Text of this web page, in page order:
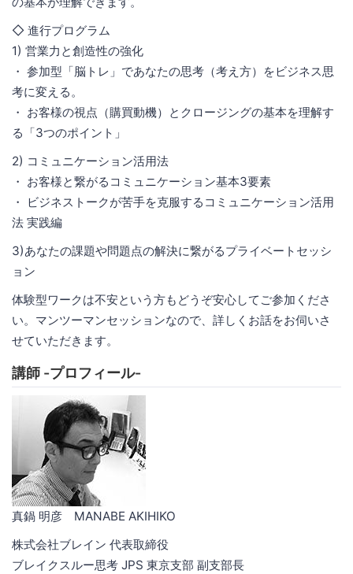
◇ 進行プログラム
1) 営業力と創造性の強化
・ 参加型「脳トレ」であなたの思考（考え方）をビジネス思
考に変える。
・ お客様の視点（購買動機）とクロージングの基本を理解す
る「3つのポイント」
2) コミュニケーション活用法
・ お客様と繋がるコミュニケーション基本3要素
・ ビジネストークが苦手を克服するコミュニケーション活用
法 実践編
3)あなたの課題や問題点の解決に繋がるプライベートセッシ
ョン
体験型ワークは不安という方もどうぞ安心してご参加くださ
い。マンツーマンセッションなので、詳しくお話をお伺いさ
せていただきます。
講師 -プロフィール-
真鍋 明彦 MANABE AKIHIKO
株式会社ブレイン 代表取締役
ブレイクスルー思考 JPS 東京支部 副支部長